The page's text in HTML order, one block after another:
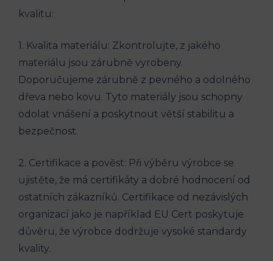
kvalitu:
1. Kvalita materiálu: Zkontrolujte, z jakého
materiálu jsou zárubně vyrobeny.
Doporučujeme zárubně z pevného a odolného
dřeva nebo kovu. Tyto materiály jsou schopny
odolat vnášení a poskytnout větší stabilitu a
bezpečnost.
2. Certifikace a pověst: Při výběru výrobce se
ujistěte, že má certifikáty a dobré hodnocení od
ostatních zákazníků. Certifikace od nezávislých
organizací jako je například EU Cert poskytuje
důvěru, že výrobce dodržuje vysoké standardy
kvality.